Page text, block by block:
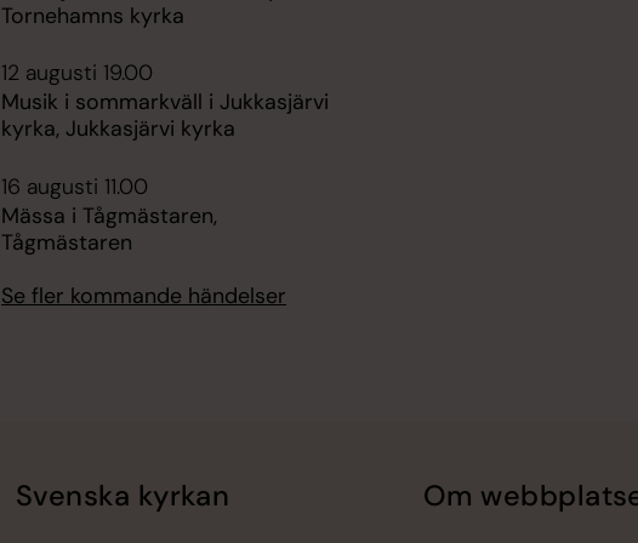
Tornehamns kyrka
12 augusti 19.00
Musik i sommarkväll i Jukkasjärvi
kyrka, Jukkasjärvi kyrka
16 augusti 11.00
Mässa i Tågmästaren,
Tågmästaren
Se fler kommande händelser
Svenska kyrkan Om